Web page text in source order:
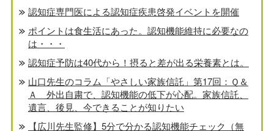
認知症専門医による認知症疾患啓発イベントを開催
ポイントは食生活にあった。認知機能維持に必要なの
は・・・
認知症予防は40代から！摂ると差が出る栄養素とは。
山口先生のコラム「やさしい家族信託」第17回：Ｑ＆
Ａ 外出自粛で、認知機能の低下が心配。家族信託、
遺言、後見、今できることが知りたい
【広川先生監修】5分で分かる認知機能チェック（無